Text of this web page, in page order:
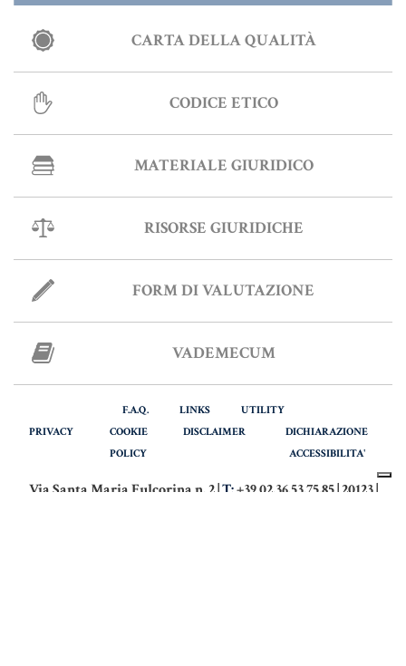
CARTA DELLA QUALITÀ
CODICE ETICO
MATERIALE GIURIDICO
RISORSE GIURIDICHE
FORM DI VALUTAZIONE
VADEMECUM
F.A.Q. LINKS
UTILITY
PRIVACY
COOKIE
POLICY
DISCLAIMER
DICHIARAZIONE
ACCESSIBILITA'
Via Santa Maria Fulcorina n. 2 |T:+39 02.36.53.75.85 | 20123 |